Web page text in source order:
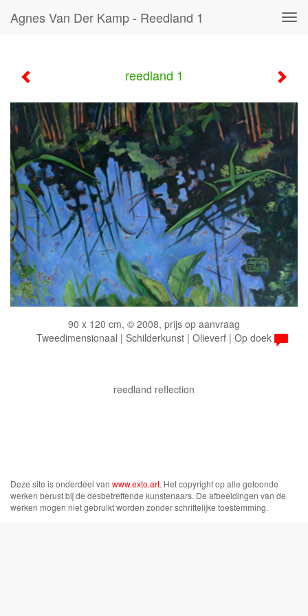
Agnes Van Der Kamp - Reedland 1
reedland 1
90 x 120 cm, © 2008, prijs op aanvraag
Tweedimensionaal | Schilderkunst | Olieverf | Op doek
reedland reflection
Deze site is onderdeel van www.exto.art. Het copyright op alle getoonde
werken berust bij de desbetreffende kunstenaars. De afbeeldingen van de
werken mogen niet gebruikt worden zonder schriftelijke toestemming.